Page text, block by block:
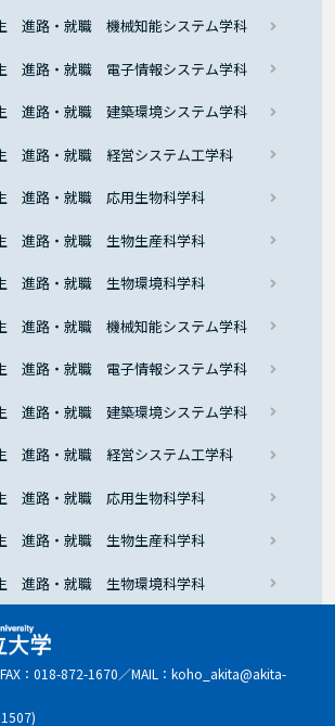
進路・就職 機械知能システム学科
進路・就職 電子情報システム学科
進路・就職 建築環境システム学科
進路・就職 経営システム工学科
進路・就職 応用生物科学科
進路・就職 生物生産科学科
進路・就職 生物環境科学科
進路・就職 機械知能システム学科
進路・就職 電子情報システム学科
進路・就職 建築環境システム学科
進路・就職 経営システム工学科
進路・就職 応用生物科学科
進路・就職 生物生産科学科
進路・就職 生物環境科学科
：018-872-1670／MAIL：koho_akita@akita-